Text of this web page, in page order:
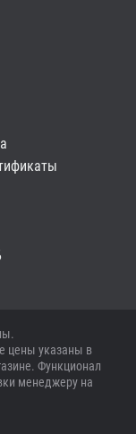
цены указаны в
Функционал
менеджеру на